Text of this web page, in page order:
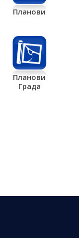
Планови
Планови
Града